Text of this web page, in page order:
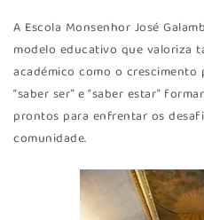
A Escola Monsenhor José
modelo educativo que valoriza
académico como o crescimento
“saber ser” e “saber estar”
prontos para enfrentar os
comunidade.